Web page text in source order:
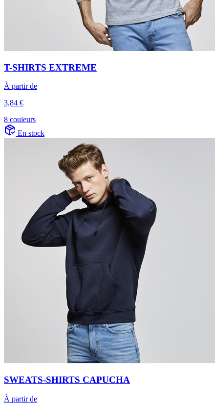
T-SHIRTS EXTREME
À partir de
3,84 €
8 couleurs
En stock
SWEATS-SHIRTS CAPUCHA
À partir de